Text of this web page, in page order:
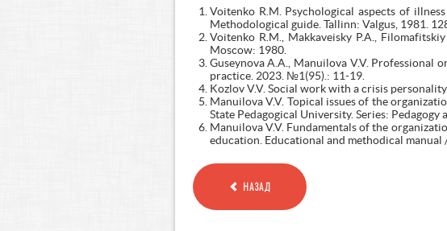
Voitenko R.M. Psychological aspects of
Methodological guide. Tallinn: Valgus, 1981.
Voitenko R.M., Makkaveisky P.A.,
Moscow: 1980.
Guseynova A.A., Manuilova V.V.
practice. 2023. №1(95).: 11-19.
Kozlov V.V. Social work with a crisis
Manuilova V.V. Topical issues of the
State Pedagogical University. Series:
Manuilova V.V. Fundamentals of the
education. Educational and methodical manual
НАЗАД